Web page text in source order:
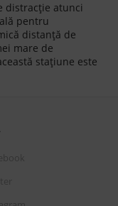
distracție atunci
pentru
distanță de
mare de
stațiune este
într-o
din Faliraki